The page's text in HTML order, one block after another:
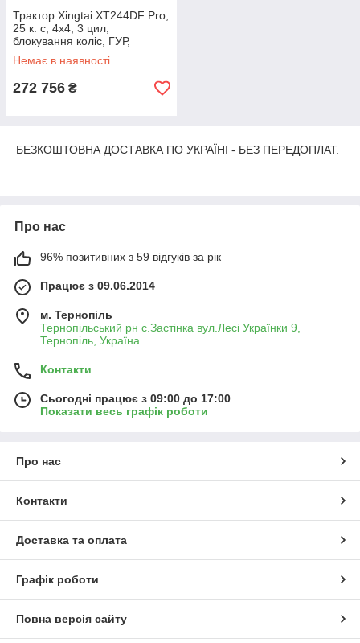
Трактор Xingtai XT244DF Pro,
25 к. с, 4х4, 3 цил,
блокування коліс, ГУР,
передній міст Dong Feng
Немає в наявності
272 756 ₴
БЕЗКОШТОВНА ДОСТАВКА ПО УКРАЇНІ - БЕЗ ПЕРЕДОПЛАТ.
Про нас
96% позитивних з 59 відгуків за рік
Працює з 09.06.2014
м. Тернопіль
Тернопільський рн с.Застінка вул.Лесі Українки 9,
Тернопіль, Україна
Контакти
Сьогодні працює з 09:00 до 17:00
Показати весь графік роботи
Про нас
Контакти
Доставка та оплата
Графік роботи
Повна версія сайту